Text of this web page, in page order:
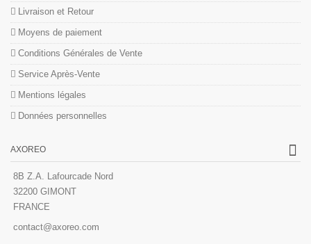
Livraison et Retour
Moyens de paiement
Conditions Générales de Vente
Service Après-Vente
Mentions légales
Données personnelles
AXOREO
8B Z.A. Lafourcade Nord
32200 GIMONT
FRANCE
contact@axoreo.com